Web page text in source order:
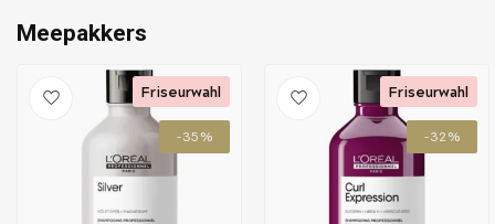
Meepakkers
-35%
Friseurwahl
-32%
Friseurwahl